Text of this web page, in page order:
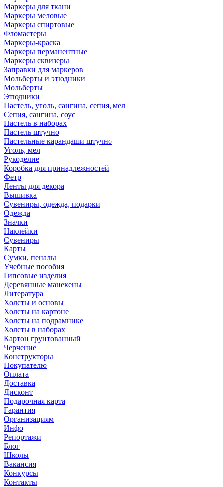
Маркеры для ткани
Маркеры меловые
Маркеры спиртовые
Фломастеры
Маркеры-краска
Маркеры перманентные
Маркеры сквизеры
Заправки для маркеров
Мольберты и этюдники
Мольберты
Этюдники
Пастель, уголь, сангина, сепия, мел
Сепия, сангина, соус
Пастель в наборах
Пастель штучно
Пастельные карандаши штучно
Уголь, мел
Рукоделие
Коробка для принадлежностей
Фетр
Ленты для декора
Вышивка
Сувениры, одежда, подарки
Одежда
Значки
Наклейки
Сувениры
Карты
Сумки, пеналы
Учебные пособия
Гипсовые изделия
Деревянные манекены
Литература
Холсты и основы
Холсты на картоне
Холсты на подрамнике
Холсты в наборах
Картон грунтованный
Черчение
Конструкторы
Покупателю
Оплата
Доставка
Дисконт
Подарочная карта
Гарантия
Организациям
Инфо
Репортажи
Блог
Школы
Вакансия
Конкурсы
Контакты